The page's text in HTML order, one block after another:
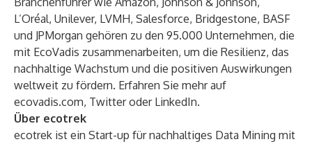
L’Oréal, Unilever, LVMH, Salesforce, Bridgestone, BASF
und JPMorgan gehören zu den 95.000 Unternehmen, die
mit EcoVadis zusammenarbeiten, um die Resilienz, das
nachhaltige Wachstum und die positiven Auswirkungen
weltweit zu fördern. Erfahren Sie mehr auf
ecovadis.com, Twitteroder LinkedIn.
Über ecotrek
ecotrek ist ein Start-up für nachhaltiges Data Mining mit